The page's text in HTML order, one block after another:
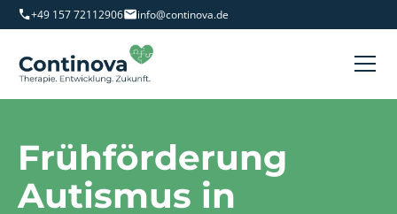
+49 157 72112906 info@continova.de
Frühförderung
Autismus in